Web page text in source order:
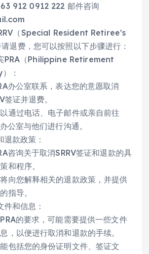
912 0912 222 邮件咨询
（Special Resident Retiree’s
退费，您可以按照以下步骤进行：
PRA（Philippine Retirement
：
办公室联系，表达您的意愿取消
签证并退费。
通过电话、电子邮件或亲自前往
公室与他们进行沟通。
退款政策：
咨询关于取消SRRV签证和退款的具
和程序。
向您解释相关的退款政策，并提供
指导。
件和信息：
的要求，可能需要提供一些文件
，以便进行取消和退款的手续。
包括您的身份证明文件、签证文